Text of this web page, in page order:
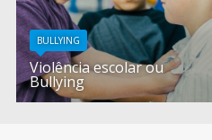
BULLYING
Violência escolar ou
Bullying